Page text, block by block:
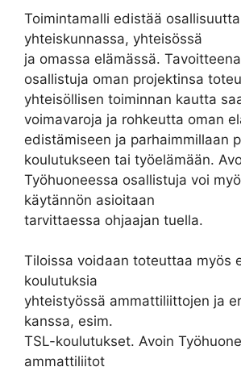
Toimintamalli edistää
yhteiskunnassa, yhteisössä
ja omassa elämässä.
osallistuja oman projektinsa
yhteisöllisen toiminnan kautta
voimavaroja ja rohkeutta oman
edistämiseen ja parhaimmillaan
koulutukseen tai työelämään.
Työhuoneessa osallistuja voi
käytännön asioitaan
tarvittaessa ohjaajan tuella.
Tiloissa voidaan toteuttaa myös
koulutuksia
yhteistyössä ammattiliittojen ja
kanssa, esim.
TSL-koulutukset. Avoin
ammattiliitot